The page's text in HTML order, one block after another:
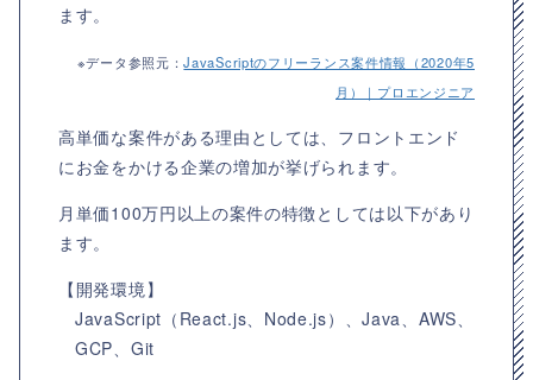
ます。
※データ参照元：JavaScriptのフリーランス案件情報（2020年5
月）｜プロエンジニア
高単価な案件がある理由としては、フロントエンド
にお金をかける企業の増加が挙げられます。
月単価100万円以上の案件の特徴としては以下があり
ます。
【開発環境】
JavaScript（React.js、Node.js）、Java、AWS、
GCP、Git